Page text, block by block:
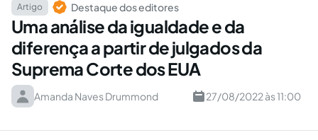
Artigo Destaque dos editores
Uma análise da igualdade e da
diferença a partir de julgados da
Suprema Corte dos EUA
Amanda Naves Drummond 27/08/2022 às 11:00